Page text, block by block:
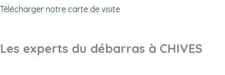
Télécharger notre carte de visite
Les experts du débarras à CHIVES